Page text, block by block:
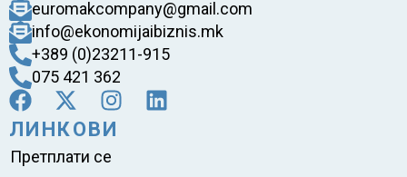
euromakcompany@gmail.com
info@ekonomijaibiznis.mk
+389 (0)23211-915
075 421 362
ЛИНКОВИ
Претплати се